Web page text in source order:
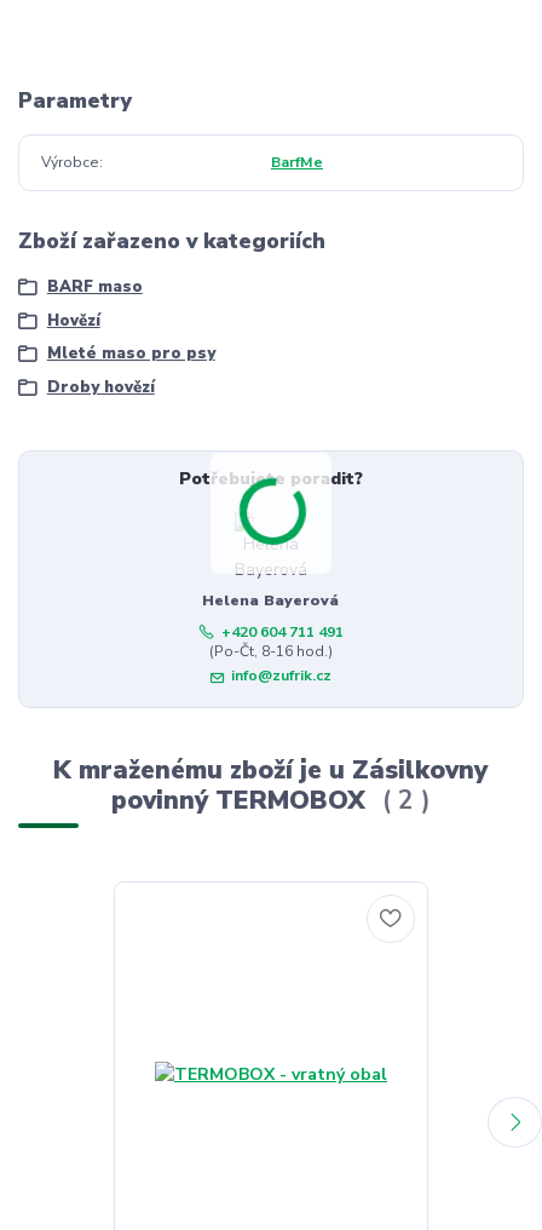
Parametry
Výrobce BarfMe
Zboží zařazeno v kategoriích
BARF maso
Hovězí
Mleté maso pro psy
Droby hovězí
Potřebujete poradit?
Helena Bayerová
+420 604 711 491
(Po-Čt, 8-16 hod.)
info@zufrik.cz
K mraženému zboží je u Zásilkovny
povinný TERMOBOX
2